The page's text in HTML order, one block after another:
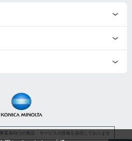
業者向けの商品・サービスの情報を提供しております